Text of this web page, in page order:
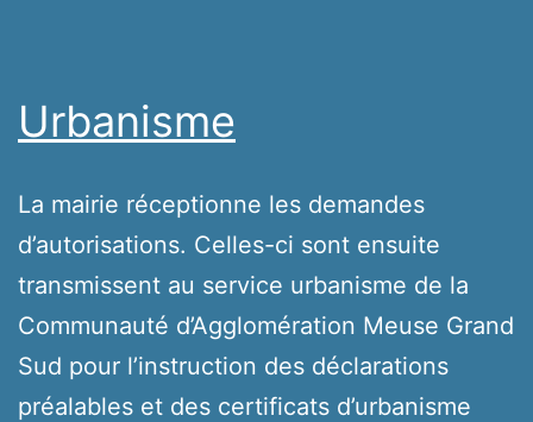
Urbanisme
La mairie réceptionne les demandes
d’autorisations. Celles-ci sont ensuite
transmissent au service urbanisme de la
Communauté d’Agglomération Meuse Grand
Sud pour l’instruction des déclarations
préalables et des certificats d’urbanisme